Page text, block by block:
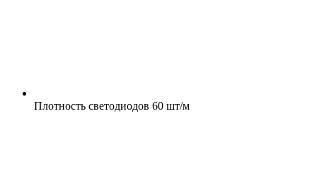
Плотность светодиодов 60 шт/м